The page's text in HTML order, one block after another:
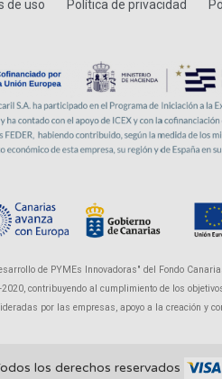
de uso Política de privacidad
de PYMEs Innovadoras" del Fondo
contribuyendo al cumplimiento de los
por las empresas, apoyo a la creación y
los derechos reservados